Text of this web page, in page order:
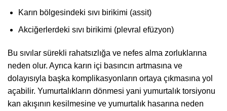
Karın bölgesindeki sıvı birikimi (assit)
Akciğerlerdeki sıvı birikimi (plevral efüzyon)
Bu sıvılar sürekli rahatsızlığa ve nefes alma zorluklarına
neden olur. Ayrıca karın içi basıncın artmasına ve
dolayısıyla başka komplikasyonların ortaya çıkmasına yol
açabilir. Yumurtalıkların dönmesi yani yumurtalık torsiyonu
kan akışının kesilmesine ve yumurtalık hasarına neden